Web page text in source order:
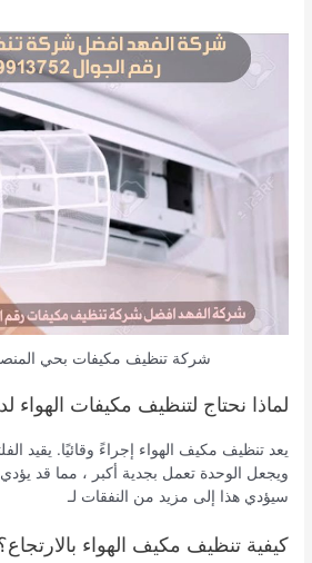
شركة تنظيف مكيفات بحي
لماذا نحتاج لتنظيف مكيفات الهواء
يعد تنظيف مكيف الهواء إجراءً وقائيًا. يقيد
ويجعل الوحدة تعمل بجدية أكبر ، مما قد
سيؤدي هذا إلى مزيد من النفقات لـ
كيفية تنظيف مكيف الهواء